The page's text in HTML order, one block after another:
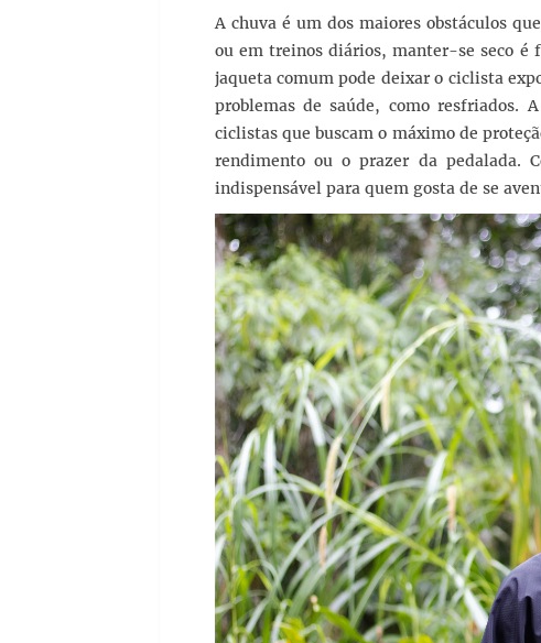
A chuva é um dos maiores obstáculos
ou em treinos diários, manter-se seco é
jaqueta comum pode deixar o ciclista
problemas de saúde, como resfriados.
ciclistas que buscam o máximo de
rendimento ou o prazer da pedalada.
indispensável para quem gosta de se